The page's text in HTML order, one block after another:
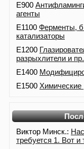
E900
агенты
E1100 Ферменты,
катализаторы
E1200
разрыхлители и пр.
E1400
E1500 Химические
Виктор Минск.:
требуется 1. Вот и